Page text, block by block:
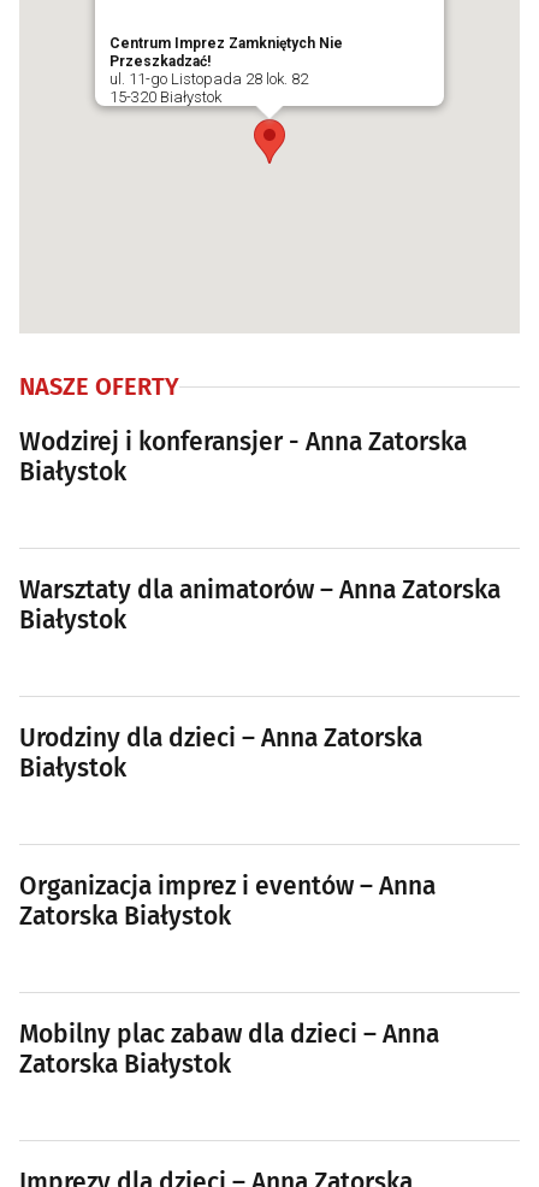
Centrum Imprez Zamkniętych Nie
Przeszkadzać!
ul. 11-go Listopada 28 lok. 82
15-320 Białystok
NASZE OFERTY
Wodzirej i konferansjer - Anna Zatorska
Białystok
Warsztaty dla animatorów – Anna Zatorska
Białystok
Urodziny dla dzieci – Anna Zatorska
Białystok
Organizacja imprez i eventów – Anna
Zatorska Białystok
Mobilny plac zabaw dla dzieci – Anna
Zatorska Białystok